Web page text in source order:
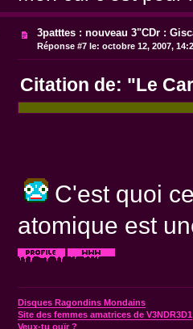
3patttes : nouveau 3"CDr :
Réponse #7 le: octobre 12, 2007,
Citation de: "Le
C'est quoi
atomique est
Disques Ragondins Mondains
Site des femmes amatrices de V3NDR3D1
Veux-tu ouïr ?